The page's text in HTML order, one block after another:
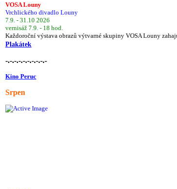
VOSA Louny
Vrchlického divadlo Louny
7.9. - 31.10 2026
vernisáž 7.9. - 18 hod.
Každoroční výstava obrazů výtvarné skupiny VOSA Louny
Plakátek
-.-.-.-.-.-.-.-.-.-
Kino Peruc
Srpen